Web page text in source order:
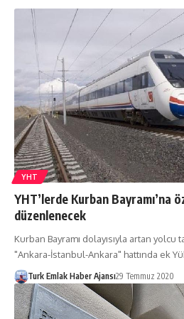
YHT
YHT’lerde Kurban Bayramı’na
düzenlenecek
Kurban Bayramı dolayısıyla artan
"Ankara-İstanbul-Ankara" hattında ek
Turk Emlak Haber Ajansı29 Temmuz 2020